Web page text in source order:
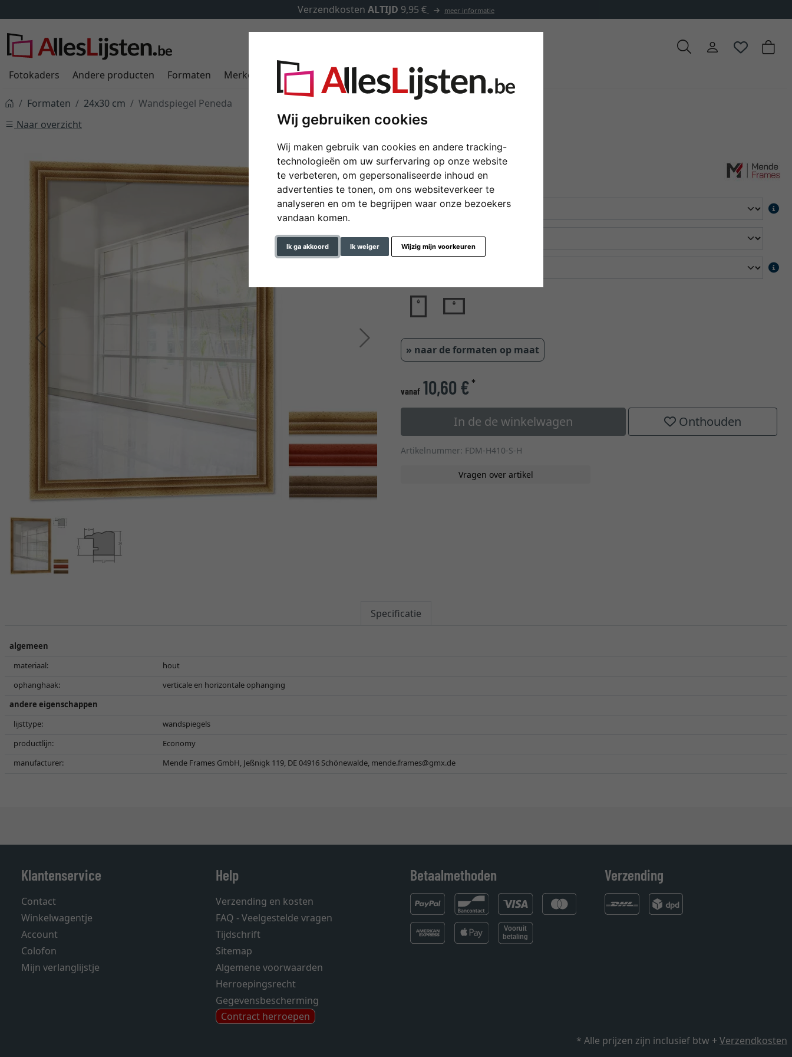
Wij gebruiken cookies
Wij maken gebruik van cookies en andere tracking-
technologieën om uw surfervaring op onze website
te verbeteren, om gepersonaliseerde inhoud en
advertenties te tonen, om ons websiteverkeer te
analyseren en om te begrijpen waar onze bezoekers
vandaan komen.
Ik ga akkoord Ik weiger Wijzig mijn voorkeuren
Verzendkosten ALTIJD 9,95 € meer informatie
Fotokaders Andere producten Formaten Merken Kaders op maat Passe-partouts Toebehoren
Formaten 24x30 cm
Wandspiegel Peneda
Naar overzicht
Terug Verder
Wandspiegel Peneda
formaat
kleur
» naar de formaten op maat
vanaf 10,60 €*
In de de winkelwagen Onthouden
Artikelnummer: FDM-H410-S-H
Vragen over artikel
Specificatie
algemeen
materiaal:
hout
ophanghaak:
verticale en horizontale ophanging
andere eigenschappen
lijsttype:
wandspiegels
productlijn:
Economy
manufacturer:
Mende Frames GmbH, Jeßnigk 119, DE 04916 Schönewalde, mende.frames@gmx.de
Klantenservice
Contact
Winkelwagentje
Account
Colofon
Mijn verlanglijstje
Help
Verzending en kosten
FAQ - Veelgestelde vragen
Tijdschrift
Sitemap
Algemene voorwaarden
Herroepingsrecht
Gegevensbescherming
Contract herroepen
Betaalmethoden Verzending
* Alle prijzen zijn inclusief btw +Verzendkosten